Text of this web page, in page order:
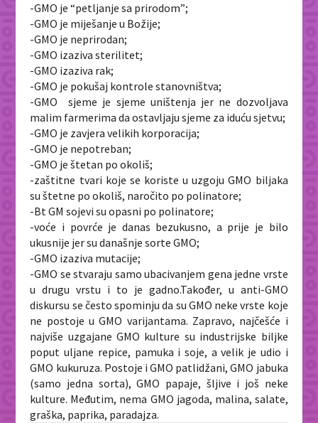
-GMO je “petljanje sa prirodom”;
-GMO je miješanje u Božije;
-GMO je neprirodan;
-GMO izaziva sterilitet;
-GMO izaziva rak;
-GMO je pokušaj kontrole stanovništva;
-GMO sjeme je sjeme uništenja jer ne dozvoljava
malim farmerima da ostavljaju sjeme za iduću sjetvu;
-GMO je zavjera velikih korporacija;
-GMO je nepotreban;
-GMO je štetan po okoliš;
-zaštitne tvari koje se koriste u uzgoju GMO biljaka
su štetne po okoliš, naročito po polinatore;
-Bt GM sojevi su opasni po polinatore;
-voće i povrće je danas bezukusno, a prije je bilo
ukusnije jer su današnje sorte GMO;
-GMO izaziva mutacije;
-GMO se stvaraju samo ubacivanjem gena jedne vrste
u drugu vrstu i to je gadno.Također, u anti-GMO
diskursu se često spominju da su GMO neke vrste koje
ne postoje u GMO varijantama. Zapravo, najčešće i
najviše uzgajane GMO kulture su industrijske biljke
poput uljane repice, pamuka i soje, a velik je udio i
GMO kukuruza. Postoje i GMO patlidžani, GMO jabuka
(samo jedna sorta), GMO papaje, šljive i još neke
kulture. Međutim, nema GMO jagoda, malina, salate,
graška, paprika, paradajza.